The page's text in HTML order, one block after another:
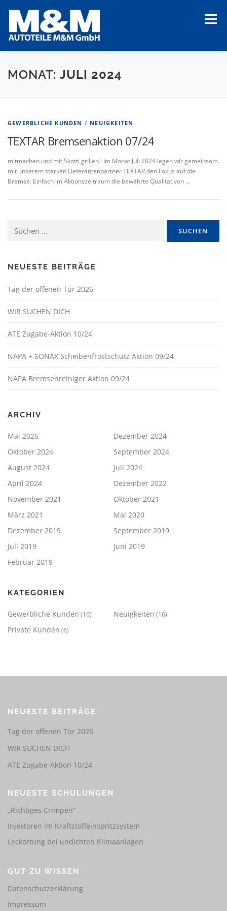
springen
Menü
STARTSEITE AKTUELLES
MONAT: JULI 2024
GEWERBLICHE KUNDEN / NEUIGKEITEN
TEXTAR Bremsenaktion 07/24
mitmachen und mit Skotti grillen ! Im Monat Juli 2024 legen wir gemeinsam
mit unserem starken Lieferantenpartner TEXTAR den Fokus auf die
Bremse. Einfach im Aktionszeitraum die bewährte Qualität von …
nach:
NEUESTE BEITRÄGE
Tag der offenen Tür 2026
WIR SUCHEN DICH
ATE Zugabe-Aktion 10/24
NAPA + SONAX Scheibenfrostschutz Aktion 09/24
NAPA Bremsenreiniger Aktion 09/24
ARCHIV
Mai 2026
Dezember 2024
Oktober 2024
September 2024
August 2024
Juli 2024
April 2024
Dezember 2022
November 2021
Oktober 2021
März 2021
Mai 2020
Dezember 2019
September 2019
Juli 2019
Juni 2019
Februar 2019
KATEGORIEN
Gewerbliche Kunden (16) Neuigkeiten (16)
Private Kunden (6)
NEUESTE BEITRÄGE
Tag der offenen Tür 2026
WIR SUCHEN DICH
ATE Zugabe-Aktion 10/24
NEUESTE SCHULUNGEN
„Richtiges Crimpen“
Injektoren im Kraftstoffeinspritzsystem
Leckortung bei undichten Klimaanlagen
GUT ZU WISSEN
Datenschutzerklärung
Impressum